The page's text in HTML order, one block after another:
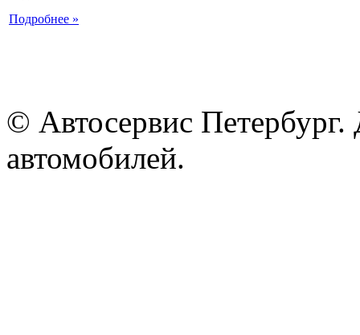
Подробнее »
© Автосервис
автомобилей.